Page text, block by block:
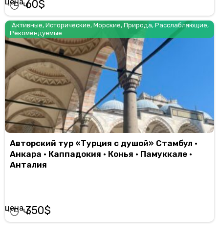
60
Активные, Исторические, Морские, Природа, Расслабляющие,
Рекомендуемые
Авторский тур «Турция с душой» Стамбул •
Анкара • Каппадокия • Конья • Памуккале •
Анталия
350